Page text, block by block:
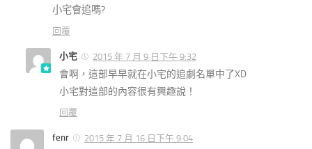
小宅會追嗎?
回覆
小宅 2015 年 7 月 9 日下午 9:32
會啊，這部早早就在小宅的追劇名單中了XD
小宅對這部的內容很有興趣說！
回覆
fenr 2015 年 7 月 16 日下午 9:04